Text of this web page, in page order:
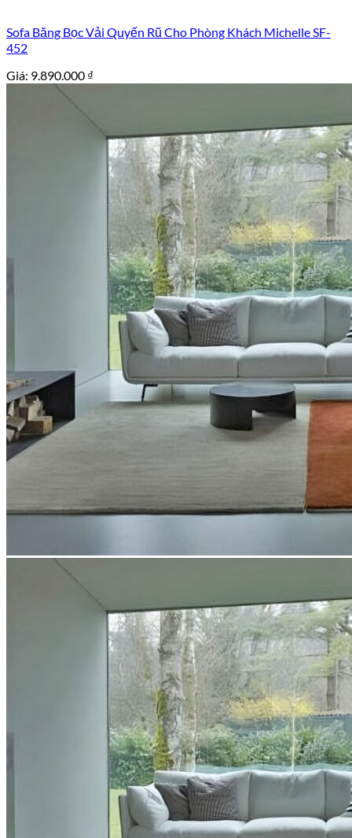
Sofa Băng Bọc Vải Quyến Rũ Cho Phòng Khách Michelle SF-
452
Giá: 9.890.000 ₫